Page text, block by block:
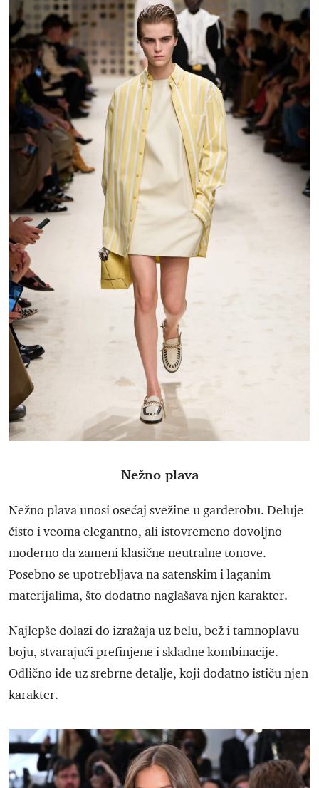
Nežno plava
Nežno plava unosi osećaj svežine u garderobu. Deluje
čisto i veoma elegantno, ali istovremeno dovoljno
moderno da zameni klasične neutralne tonove.
Posebno se upotrebljava na satenskim i laganim
materijalima, što dodatno naglašava njen karakter.
Najlepše dolazi do izražaja uz belu, bež i tamnoplavu
boju, stvarajući prefinjene i skladne kombinacije.
Odlično ide uz srebrne detalje, koji dodatno ističu njen
karakter.